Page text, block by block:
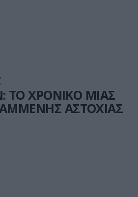
ΤΟ ΧΡΟΝΙΚΟ ΜΙΑΣ
ΑΣΤΟΧΙΑΣ